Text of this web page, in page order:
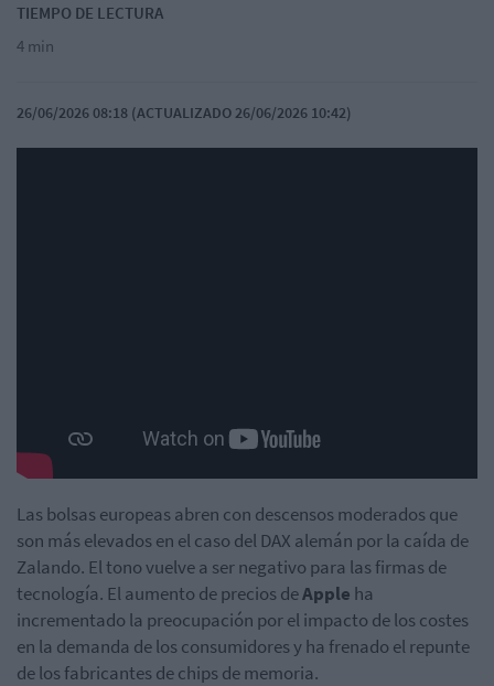
TIEMPO DE LECTURA
4 min
26/06/2026 08:18 (ACTUALIZADO 26/06/2026 10:42)
Las bolsas europeas abren con descensos moderados que
son más elevados en el caso del DAX alemán por la caída de
Zalando. El tono vuelve a ser negativo para las firmas de
tecnología. El aumento de precios deApple ha
incrementado la preocupación por el impacto de los costes
en la demanda de los consumidores y ha frenado el repunte
de los fabricantes de chips de memoria.